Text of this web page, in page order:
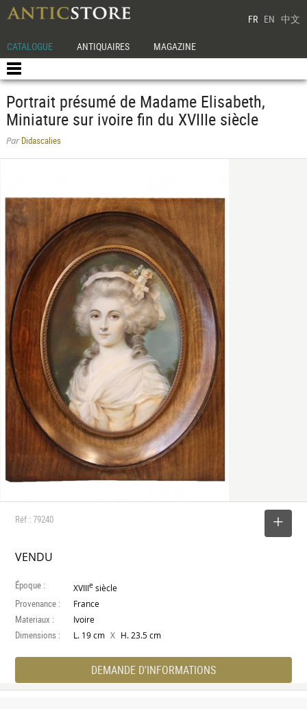
FR EN 中文
CATALOGUE ANTIQUAIRES MAGAZINE
Portrait présumé de Madame Elisabeth,
Miniature sur ivoire fin du XVIIIe siècle
ParDidascalies
Réf : 79240
VENDU
Époque : XVIIIe siècle
Provenance : France
Materiaux : Ivoire
Dimensions : L. 19 cm X H. 23.5 cm
DEMANDE D'INFORMATIONS